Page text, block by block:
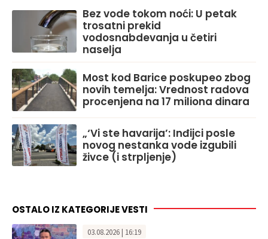
Bez vode tokom noći: U petak
trosatni prekid
vodosnabdevanja u četiri
naselja
Most kod Barice poskupeo zbog
novih temelja: Vrednost radova
procenjena na 17 miliona dinara
„‘Vi ste havarija’: Inđijci posle
novog nestanka vode izgubili
živce (i strpljenje)
OSTALO IZ KATEGORIJE VESTI
03.08.2026 | 16:19